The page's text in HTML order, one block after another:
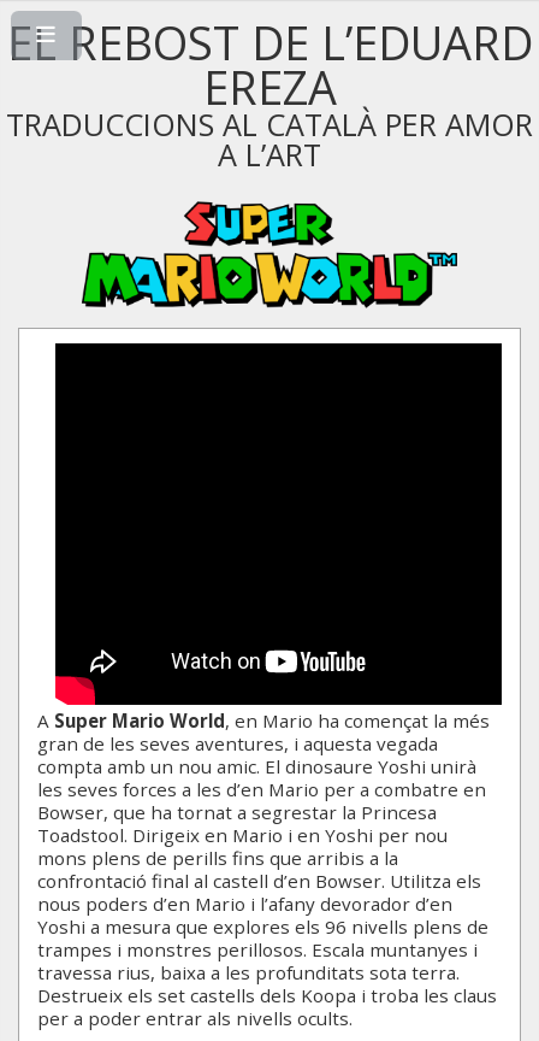
EL REBOST DE L’EDUARD
EREZA
TRADUCCIONS AL CATALÀ PER AMOR
A L’ART
A Super Mario World, en Mario ha començat la més
gran de les seves aventures, i aquesta vegada
compta amb un nou amic. El dinosaure Yoshi unirà
les seves forces a les d’en Mario per a combatre en
Bowser, que ha tornat a segrestar la Princesa
Toadstool. Dirigeix en Mario i en Yoshi per nou
mons plens de perills fins que arribis a la
confrontació final al castell d’en Bowser. Utilitza els
nous poders d’en Mario i l’afany devorador d’en
Yoshi a mesura que explores els 96 nivells plens de
trampes i monstres perillosos. Escala muntanyes i
travessa rius, baixa a les profunditats sota terra.
Destrueix els set castells dels Koopa i troba les claus
per a poder entrar als nivells ocults.